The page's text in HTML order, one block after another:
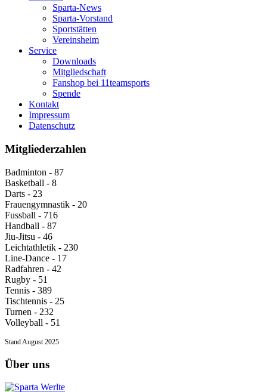
Sparta-News
Sparta-Vorstand
Sportstätten
Vereinsheim
Service
Downloads
Mitgliedschaft
Fanshop bei 11teamsports
Spende
Kontakt
Impressum
Datenschutz
Mitgliederzahlen
Badminton - 87
Basketball - 8
Darts - 23
Frauengymnastik - 20
Fussball - 716
Handball - 87
Jiu-Jitsu - 46
Leichtathletik - 230
Line-Dance - 17
Radfahren - 42
Rugby - 51
Tennis - 389
Tischtennis - 25
Turnen - 232
Volleyball - 51
Stand August 2025
Über uns